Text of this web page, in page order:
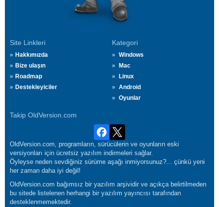
Site Linkleri
Hakkımızda
Bize ulaşın
Roadmap
Destekleyiciler
Kategori
Windows
Mac
Linux
Android
Oyunlar
Takip OldVersion.com
OldVersion.com, programların, sürücülerin ve oyunların eski
versiyonları için ücretsiz yazılım indirmeleri sağlar.
Öyleyse neden sevdiğiniz sürüme aşağı inmiyorsunuz?... çünkü yeni
her zaman daha iyi değil!
OldVersion.com bağımsız bir yazılım arşividir ve açıkça belirtilmeden
bu sitede listelenen herhangi bir yazılım yayıncısı tarafından
desteklenmemektedir.